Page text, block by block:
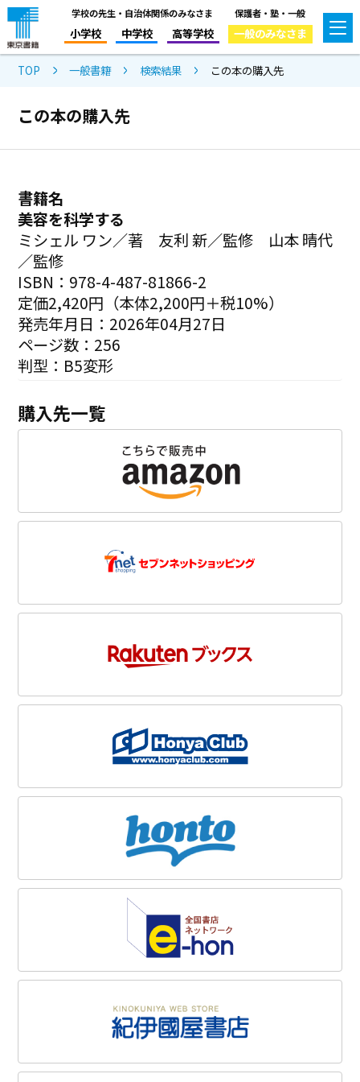
学校の先生・自治体関係のみなさま
小学校 中学校 高等学校
保護者・塾・一般
一般のみなさま
TOP 一般書籍 検索結果 この本の購入先
この本の購入先
書籍名
美容を科学する
ミシェル ワン／著 友利 新／監修 山本 晴代
／監修
ISBN：978-4-487-81866-2
定価2,420円（本体2,200円＋税10%）
発売年月日：2026年04月27日
ページ数：256
判型：B5変形
購入先一覧